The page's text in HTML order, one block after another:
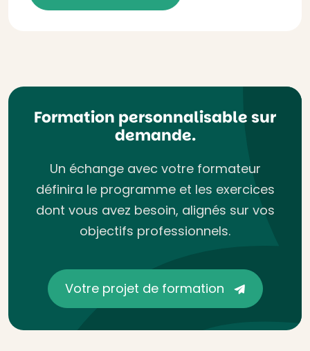
Formation personnalisable sur
demande.
Un échange avec votre formateur
définira le programme et les exercices
dont vous avez besoin, alignés sur vos
objectifs professionnels.
Votre projet de formation